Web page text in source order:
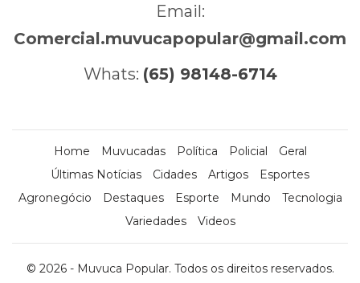
Email:
Comercial.muvucapopular@gmail.com
Whats: (65) 98148-6714
Home Muvucadas Política Policial
Geral
Últimas Notícias
Cidades Artigos
Esportes
Agronegócio
Destaques Esporte Mundo
Tecnologia
Variedades
Videos
© 2026 - Muvuca Popular. Todos os direitos reservados.